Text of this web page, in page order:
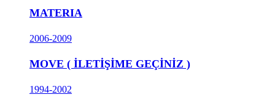
MATERIA
2006-2009
MOVE ( İLETİŞİME GEÇİNİZ )
1994-2002